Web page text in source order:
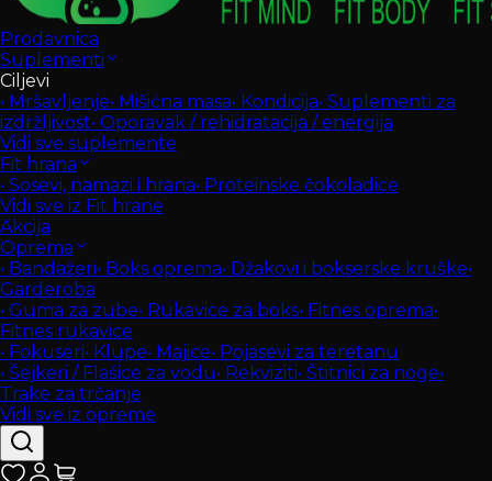
Prodavnica
Suplementi
Ciljevi
• Mršavljenje• Mišićna masa• Kondicija• Suplementi za
izdržljivost• Oporavak / rehidratacija / energija
Vidi sve suplemente
Fit hrana
• Sosevi, namazi i hrana• Proteinske čokoladice
Vidi sve iz Fit hrane
Akcija
Oprema
• Bandažeri• Boks oprema• Džakovi i bokserske kruške•
Garderoba
• Guma za zube• Rukavice za boks• Fitnes oprema•
Fitnes rukavice
• Fokuseri• Klupe• Majice• Pojasevi za teretanu
• Šejkeri / Flašice za vodu• Rekviziti• Štitnici za noge•
Trake za trčanje
Vidi sve iz opreme